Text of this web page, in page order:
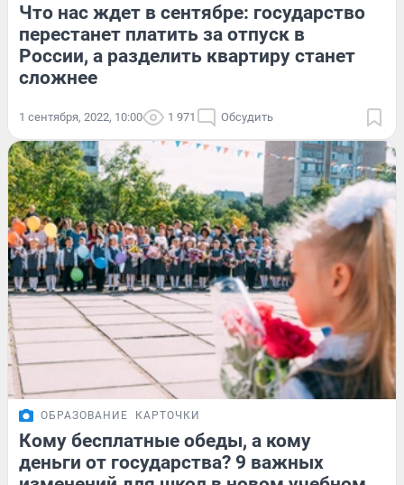
Что нас ждет в сентябре: государство
перестанет платить за отпуск в
России, а разделить квартиру станет
сложнее
1 сентября, 2022, 10:00 1 971 Обсудить
ОБРАЗОВАНИЕ КАРТОЧКИ
Кому бесплатные обеды, а кому
деньги от государства? 9 важных